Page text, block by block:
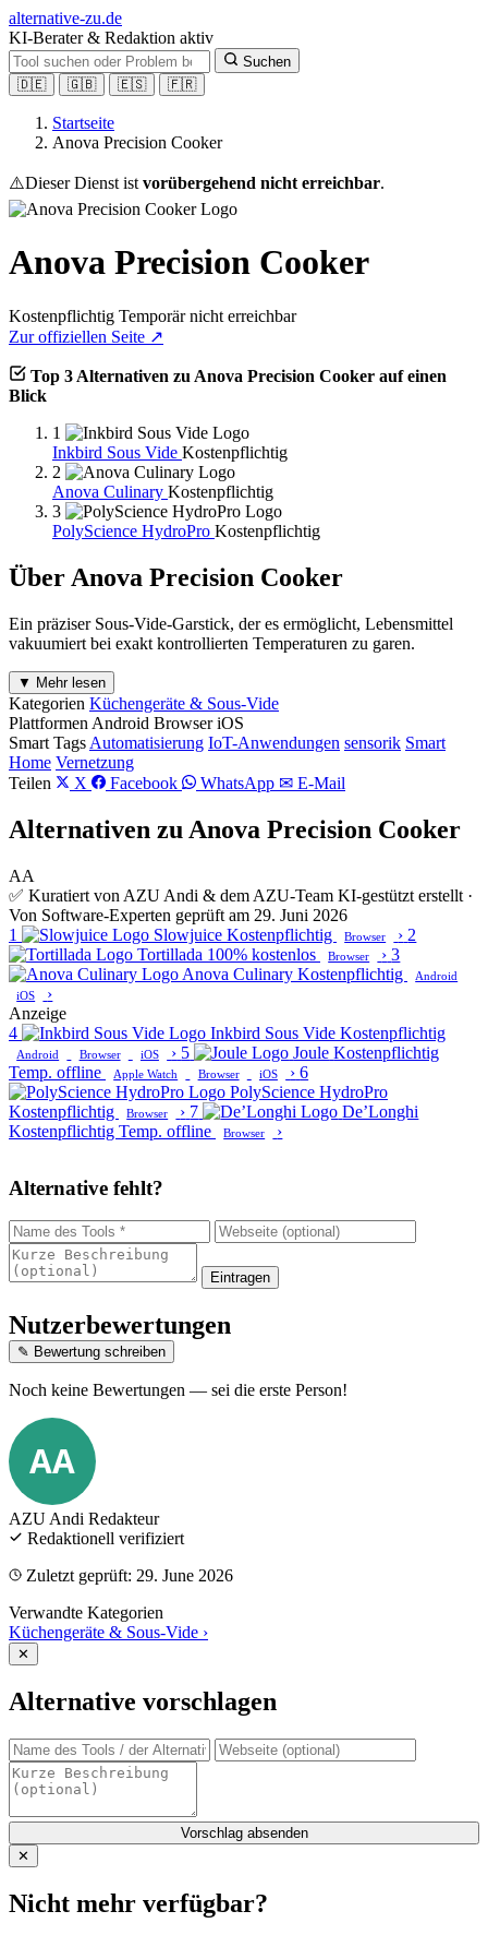
alternative-zu.de
KI-Berater & Redaktion aktiv
Suchen
🇩🇪
🇬🇧 🇪🇸 🇫🇷
Startseite
Anova Precision Cooker
⚠️Dieser Dienst ist vorübergehend nicht erreichbar.
Anova Precision Cooker
Kostenpflichtig Temporär nicht erreichbar
Zur offiziellen Seite ↗
Top 3 Alternativen zu Anova Precision Cooker auf einen
Blick
1
Inkbird Sous Vide Kostenpflichtig
2
Anova Culinary Kostenpflichtig
3
PolyScience HydroPro Kostenpflichtig
Über Anova Precision Cooker
Ein präziser Sous-Vide-Garstick, der es ermöglicht, Lebensmittel
vakuumiert bei exakt kontrollierten Temperaturen zu garen.
▼ Mehr lesen
Kategorien Küchengeräte & Sous-Vide
Plattformen Android Browser iOS
Smart Tags Automatisierung IoT-Anwendungen sensorik Smart
Home Vernetzung
Teilen
X Facebook WhatsApp ✉ E-Mail
Alternativen zu Anova Precision Cooker
AA
✅ Kuratiert von AZU Andi & dem AZU-Team KI-gestützt erstellt ·
Von Software-Experten geprüft am 29. Juni 2026
1
Slowjuice Kostenpflichtig Browser › 2
Tortillada 100% kostenlos Browser › 3
Anova Culinary Kostenpflichtig
Android
iOS
›
Anzeige
4
Inkbird Sous Vide Kostenpflichtig
Android Browser iOS › 5 Joule Kostenpflichtig
Temp. offline
Apple Watch Browser iOS › 6
PolyScience HydroPro
Kostenpflichtig
Browser › 7
De’Longhi
Kostenpflichtig Temp. offline Browser ›
Alternative fehlt?
Eintragen
Nutzerbewertungen
✎ Bewertung schreiben
Noch keine Bewertungen — sei die erste Person!
AA
AZU Andi Redakteur
Redaktionell verifiziert
Zuletzt geprüft: 29. June 2026
Verwandte Kategorien
Küchengeräte & Sous-Vide ›
✕
Alternative vorschlagen
Vorschlag absenden
✕
Nicht mehr verfügbar?